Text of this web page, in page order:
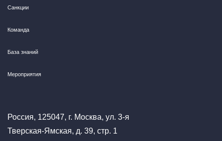
Санкции
Команда
База знаний
Мероприятия
Россия, 125047, г. Москва, ул. 3-я
Тверская-Ямская, д. 39, стр. 1